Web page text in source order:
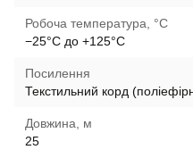
Робоча температура, °C
−25°C до +125°C
Посилення
Текстильний корд
Довжина, м
25